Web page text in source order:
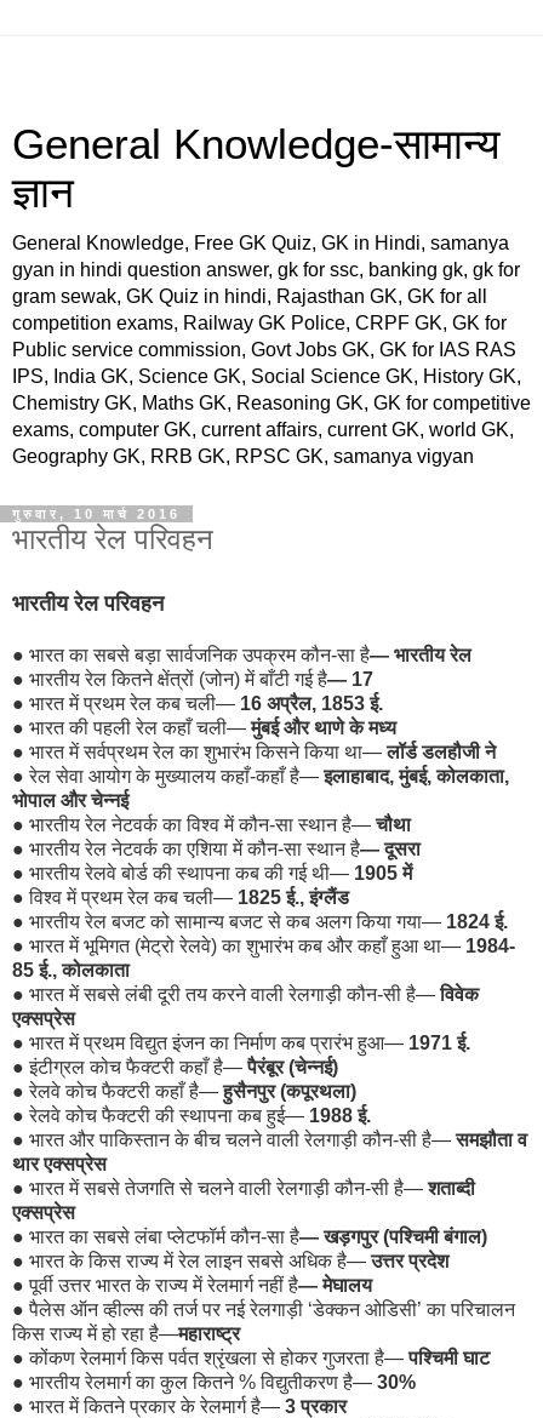
General Knowledge-सामान्य
ज्ञान
General Knowledge, Free GK Quiz, GK in Hindi, samanya
gyan in hindi question answer, gk for ssc, banking gk, gk for
gram sewak, GK Quiz in hindi, Rajasthan GK, GK for all
competition exams, Railway GK Police, CRPF GK, GK for
Public service commission, Govt Jobs GK, GK for IAS RAS
IPS, India GK, Science GK, Social Science GK, History GK,
Chemistry GK, Maths GK, Reasoning GK, GK for competitive
exams, computer GK, current affairs, current GK, world GK,
Geography GK, RRB GK, RPSC GK, samanya vigyan
गुरुवार, 10 मार्च 2016
भारतीय रेल परिवहन
भारतीय रेल परिवहन
● भारत का सबसे बड़ा सार्वजनिक उपक्रम कौन-सा है— भारतीय रेल
● भारतीय रेल कितने क्षेंत्रों (जोन) में बाँटी गई है— 17
● भारत में प्रथम रेल कब चली— 16 अप्रैल, 1853 ई.
● भारत की पहली रेल कहाँ चली—मुंबई और थाणे के मध्य
● भारत में सर्वप्रथम रेल का शुभारंभ किसने किया था—लॉर्ड डलहौजी ने
●रेल सेवा आयोग के मुख्यालय कहाँ-कहाँ है—इलाहाबाद, मुंबई, कोलकाता,
भोपाल और चेन्नई
● भारतीय रेल नेटवर्क का विश्व में कौन-सा स्थान है—चौथा
● भारतीय रेल नेटवर्क का एशिया में कौन-सा स्थान है— दूसरा
● भारतीय रेलवे बोर्ड की स्थापना कब की गई थी— 1905 में
●विश्व में प्रथम रेल कब चली— 1825 ई., इंग्लैंड
● भारतीय रेल बजट को सामान्य बजट से कब अलग किया गया— 1824 ई.
● भारत में भूमिगत (मेट्रो रेलवे) का शुभारंभ कब और कहाँ हुआ था— 1984-
85 ई., कोलकाता
● भारत में सबसे लंबी दूरी तय करने वाली रेलगाड़ी कौन-सी है—विवेक
एक्सप्रेस
● भारत में प्रथम विद्युत इंजन का निर्माण कब प्रारंभ हुआ— 1971 ई.
●इंटीग्रल कोच फैक्टरी कहाँ है—पैरंबूर (चेन्नई)
●रेलवे कोच फैक्टरी कहाँ है—हुसैनपुर (कपूरथला)
●रेलवे कोच फैक्टरी की स्थापना कब हुई— 1988 ई.
● भारत और पाकिस्तान के बीच चलने वाली रेलगाड़ी कौन-सी है—समझौता व
थार एक्सप्रेस
● भारत में सबसे तेजगति से चलने वाली रेलगाड़ी कौन-सी है—शताब्दी
एक्सप्रेस
● भारत का सबसे लंबा प्लेटफॉर्म कौन-सा है— खड़गपुर (पश्चिमी बंगाल)
● भारत के किस राज्य में रेल लाइन सबसे अधिक है—उत्तर प्रदेश
●पूर्वी उत्तर भारत के राज्य में रेलमार्ग नहीं है— मेघालय
●पैलेस ऑन व्हील्स की तर्ज पर नई रेलगाड़ी ‘डेक्कन ओडिसी’ का परिचालन
किस राज्य में हो रहा है—महाराष्ट्र
●कोंकण रेलमार्ग किस पर्वत श्रृंखला से होकर गुजरता है—पश्चिमी घाट
● भारतीय रेलमार्ग का कुल कितने % विद्युतीकरण है— 30%
● भारत में कितने प्रकार के रेलमार्ग है— 3 प्रकार